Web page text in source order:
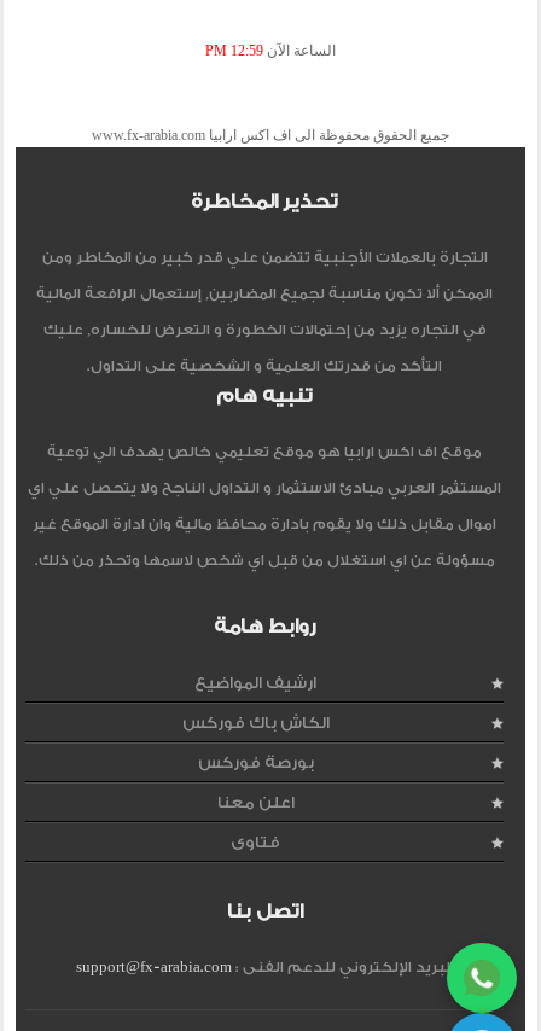
الساعة الآن 12:59 PM
جميع الحقوق محفوظة الى اف اكس ارابيا www.fx-arabia.com
تحذير المخاطرة
التجارة بالعملات الأجنبية تتضمن علي قدر كبير من المخاطر ومن
الممكن ألا تكون مناسبة لجميع المضاربين, إستعمال الرافعة المالية
في التجاره يزيد من إحتمالات الخطورة و التعرض للخساره, عليك
التأكد من قدرتك العلمية و الشخصية على التداول.
تنبيه هام
موقع اف اكس ارابيا هو موقع تعليمي خالص يهدف الي توعية
المستثمر العربي مبادئ الاستثمار و التداول الناجح ولا يتحصل علي اي
اموال مقابل ذلك ولا يقوم بادارة محافظ مالية وان ادارة الموقع غير
مسؤولة عن اي استغلال من قبل اي شخص لاسمها وتحذر من ذلك.
روابط هامة
ارشيف المواضيع
الكاش باك فوركس
بورصة فوركس
اعلن معنا
فتاوى
اتصل بنا
البريد الإلكتروني للدعم الفنى :support@fx-arabia.com